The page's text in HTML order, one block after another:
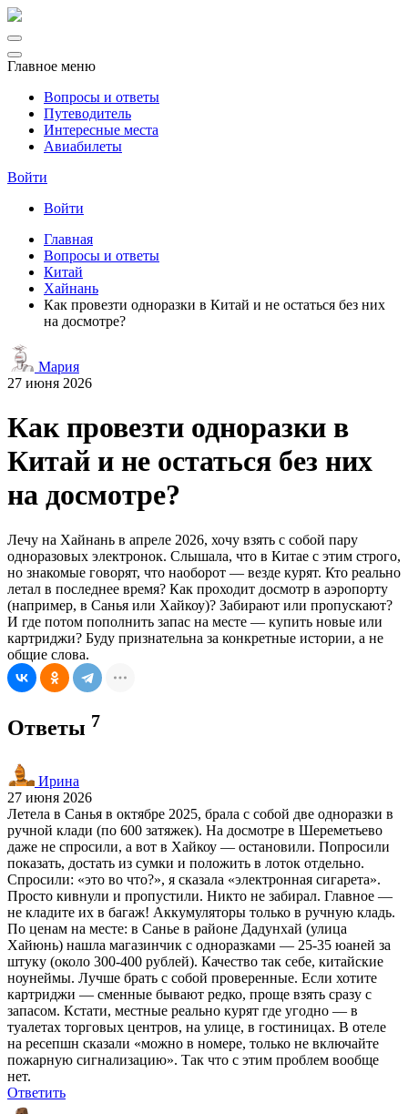
Главное меню
Вопросы и ответы
Путеводитель
Интересные места
Авиабилеты
Войти
Войти
Главная
Вопросы и ответы
Китай
Хайнань
Как провезти одноразки в Китай и не остаться без них
на досмотре?
Мария
27 июня 2026
Как провезти одноразки в
Китай и не остаться без них
на досмотре?
Лечу на Хайнань в апреле 2026, хочу взять с собой пару
одноразовых электронок. Слышала, что в Китае с этим строго,
но знакомые говорят, что наоборот — везде курят. Кто реально
летал в последнее время? Как проходит досмотр в аэропорту
(например, в Санья или Хайкоу)? Забирают или пропускают?
И где потом пополнить запас на месте — купить новые или
картриджи? Буду признательна за конкретные истории, а не
общие слова.
Ответы 7
Ирина
27 июня 2026
Летела в Санья в октябре 2025, брала с собой две одноразки в
ручной клади (по 600 затяжек). На досмотре в Шереметьево
даже не спросили, а вот в Хайкоу — остановили. Попросили
показать, достать из сумки и положить в лоток отдельно.
Спросили: «это во что?», я сказала «электронная сигарета».
Просто кивнули и пропустили. Никто не забирал. Главное —
не кладите их в багаж! Аккумуляторы только в ручную кладь.
По ценам на месте: в Санье в районе Дадунхай (улица
Хайюнь) нашла магазинчик с одноразками — 25-35 юаней за
штуку (около 300-400 рублей). Качество так себе, китайские
ноунеймы. Лучше брать с собой проверенные. Если хотите
картриджи — сменные бывают редко, проще взять сразу с
запасом. Кстати, местные реально курят где угодно — в
туалетах торговых центров, на улице, в гостиницах. В отеле
на ресепшн сказали «можно в номере, только не включайте
пожарную сигнализацию». Так что с этим проблем вообще
нет.
Ответить